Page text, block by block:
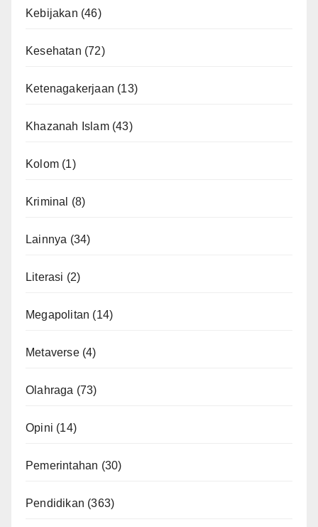
Kebijakan (46)
Kesehatan (72)
Ketenagakerjaan (13)
Khazanah Islam(43)
Kolom (1)
Kriminal (8)
Lainnya (34)
Literasi (2)
Megapolitan (14)
Metaverse(4)
Olahraga (73)
Opini (14)
Pemerintahan (30)
Pendidikan (363)